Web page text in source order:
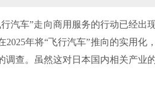
车”走向商用服务的行动已经出现
2025年将“飞行汽车”推向的实用化
调查。虽然这对日本国内相关产业